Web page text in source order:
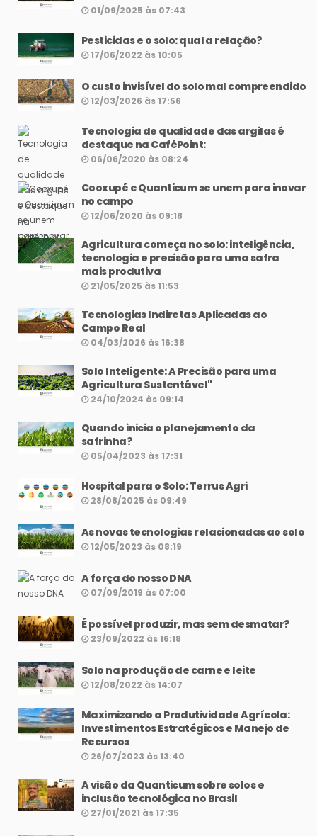
01/09/2025 às 07:43
Pesticidas e o solo: qual a relação?
17/06/2022 às 10:05
O custo invisível do solo mal compreendido
12/03/2026 às 17:56
Tecnologia de qualidade das argilas é
destaque na CaféPoint:
06/06/2020 às 08:24
Cooxupé e Quanticum se unem para inovar
no campo
12/06/2020 às 09:18
Agricultura começa no solo: inteligência,
tecnologia e precisão para uma safra
mais produtiva
21/05/2025 às 11:53
Tecnologias Indiretas Aplicadas ao
Campo Real
04/03/2026 às 16:38
Solo Inteligente: A Precisão para uma
Agricultura Sustentável"
24/10/2024 às 09:14
Quando inicia o planejamento da
safrinha?
05/04/2023 às 17:31
Hospital para o Solo: Terrus Agri
28/08/2025 às 09:49
As novas tecnologias relacionadas ao solo
12/05/2023 às 08:19
A força do nosso DNA
07/09/2019 às 07:00
É possível produzir, mas sem desmatar?
23/09/2022 às 16:18
Solo na produção de carne e leite
12/08/2022 às 14:07
Maximizando a Produtividade Agrícola:
Investimentos Estratégicos e Manejo de
Recursos
26/07/2023 às 13:40
A visão da Quanticum sobre solos e
inclusão tecnológica no Brasil
27/01/2021 às 17:35